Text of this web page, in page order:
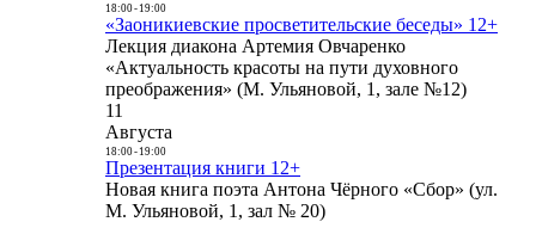
18:00- 19:00
«Заоникиевские просветительские беседы» 12+
Лекция диакона Артемия Овчаренко
«Актуальность красоты на пути духовного
преображения» (М. Ульяновой, 1, зале №12)
11
Августа
18:00- 19:00
Презентация книги 12+
Новая книга поэта Антона Чёрного «Сбор» (ул.
М. Ульяновой, 1, зал № 20)